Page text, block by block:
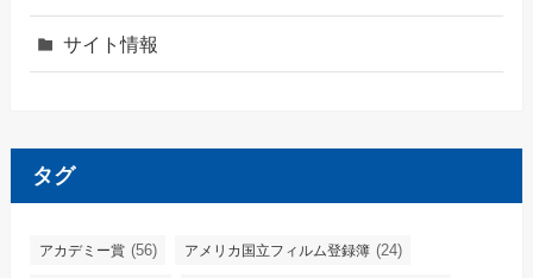
サイト情報
タグ
アカデミー賞 (56) アメリカ国立フィルム登録簿 (24)